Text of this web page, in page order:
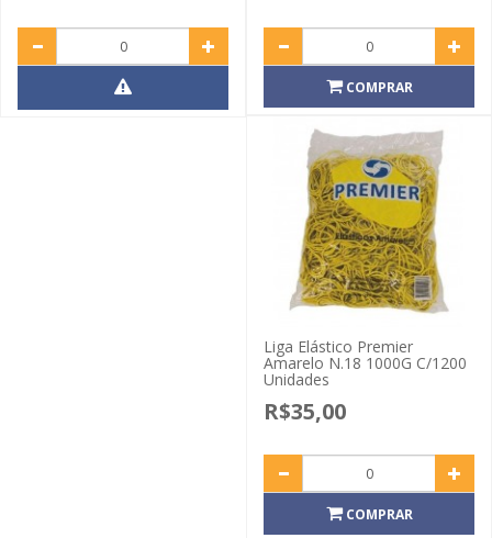
COMPRAR
Liga Elástico Premier
Amarelo N.18 1000G C/1200
Unidades
R$35,00
COMPRAR